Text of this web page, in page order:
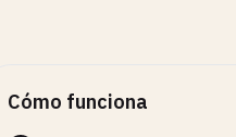
Cómo funciona